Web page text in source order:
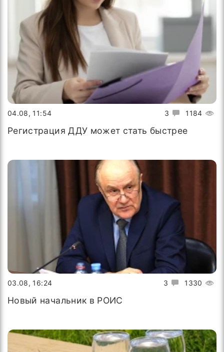
3 1184
04.08, 11:54
Регистрация ДДУ может стать быстрее
3 1330
03.08, 16:24
Новый начальник в РОИС